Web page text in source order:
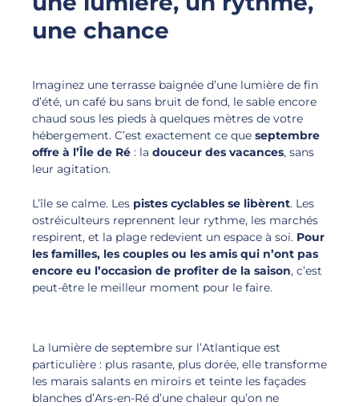
une chance
Imaginez une terrasse baignée d’une lumière de fin
d’été, un café bu sans bruit de fond, le sable encore
chaud sous les pieds à quelques mètres de votre
hébergement. C’est exactement ce que septembre
offre à l’Île de Ré : la douceur des vacances, sans
leur agitation.
L’île se calme. Les pistes cyclables se libèrent. Les
ostréiculteurs reprennent leur rythme, les marchés
respirent, et la plage redevient un espace à soi. Pour
les familles, les couples ou les amis qui n’ont pas
encore eu l’occasion de profiter de la saison, c’est
peut-être le meilleur moment pour le faire.
La lumière de septembre sur l’Atlantique est
particulière : plus rasante, plus dorée, elle transforme
les marais salants en miroirs et teinte les façades
blanches d’Ars-en-Ré d’une chaleur qu’on ne